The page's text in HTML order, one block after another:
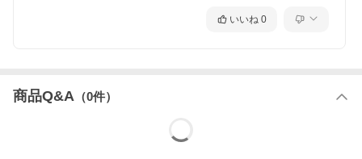
いいね 0
商品Q&A （0件）